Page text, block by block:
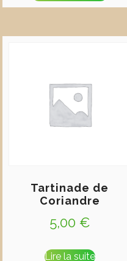
Tartinade de
Coriandre
5,00 €
Lire la suite